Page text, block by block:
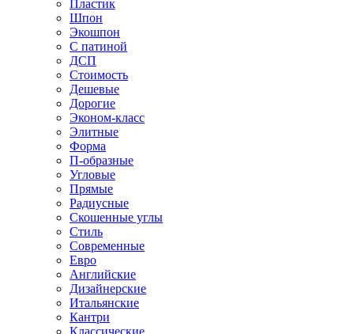
Пластик
Шпон
Экошпон
С патиной
ДСП
Стоимость
Дешевые
Дорогие
Эконом-класс
Элитные
Форма
П-образные
Угловые
Прямые
Радиусные
Скошенные углы
Стиль
Современные
Евро
Английские
Дизайнерские
Итальянские
Кантри
Классические